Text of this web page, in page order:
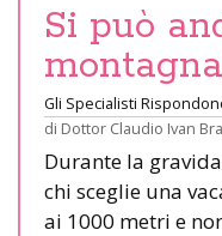
Si può
Gli Specialisti
di Dottor Claudio Ivan
Durante la
chi sceglie una
ai 1000 metri e